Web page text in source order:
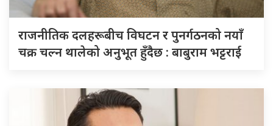
राजनीतिक दलहरूबीच विघटन र पुनर्गठनको नयाँ
चक्र चल्न थालेको अनुभूत हुँदैछ : बाबुराम भट्टराई